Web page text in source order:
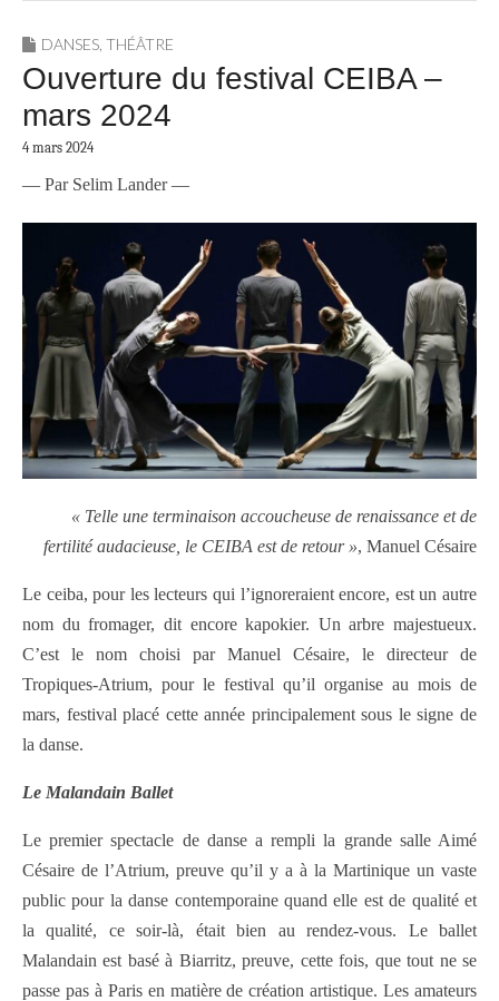
DANSES THÉÂTRE
Ouverture du festival CEIBA –
mars 2024
4 mars 2024
— Par Selim Lander —
« Telle une terminaison accoucheuse de renaissance et de
fertilité audacieuse, le CEIBA est de retour », Manuel Césaire
Le ceiba, pour les lecteurs qui l’ignoreraient encore, est un autre
nom du fromager, dit encore kapokier. Un arbre majestueux.
C’est le nom choisi par Manuel Césaire, le directeur de
Tropiques-Atrium, pour le festival qu’il organise au mois de
mars, festival placé cette année principalement sous le signe de
la danse.
Le Malandain Ballet
Le premier spectacle de danse a rempli la grande salle Aimé
Césaire de l’Atrium, preuve qu’il y a à la Martinique un vaste
public pour la danse contemporaine quand elle est de qualité et
la qualité, ce soir-là, était bien au rendez-vous. Le ballet
Malandain est basé à Biarritz, preuve, cette fois, que tout ne se
passe pas à Paris en matière de création artistique. Les amateurs